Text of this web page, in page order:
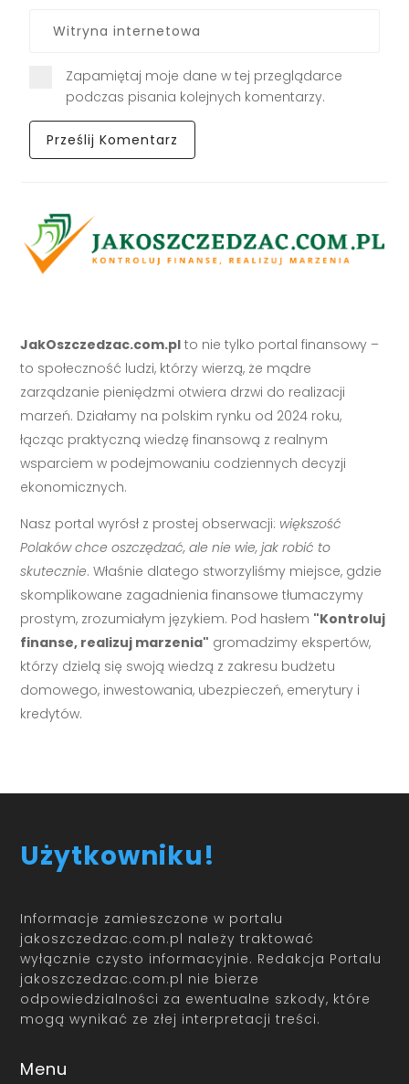
Zapamiętaj moje dane w tej przeglądarce
podczas pisania kolejnych komentarzy.
JakOszczedzac.com.pl to nie tylko portal finansowy –
to społeczność ludzi, którzy wierzą, że mądre
zarządzanie pieniędzmi otwiera drzwi do realizacji
marzeń. Działamy na polskim rynku od 2024 roku,
łącząc praktyczną wiedzę finansową z realnym
wsparciem w podejmowaniu codziennych decyzji
ekonomicznych.
Nasz portal wyrósł z prostej obserwacji: większość
Polaków chce oszczędzać, ale nie wie, jak robić to
skutecznie. Właśnie dlatego stworzyliśmy miejsce, gdzie
skomplikowane zagadnienia finansowe tłumaczymy
prostym, zrozumiałym językiem. Pod hasłem "Kontroluj
finanse, realizuj marzenia" gromadzimy ekspertów,
którzy dzielą się swoją wiedzą z zakresu budżetu
domowego, inwestowania, ubezpieczeń, emerytury i
kredytów.
Użytkowniku!
Informacje zamieszczone w portalu
jakoszczedzac.com.pl należy traktować
wyłącznie czysto informacyjnie. Redakcja Portalu
jakoszczedzac.com.pl nie bierze
odpowiedzialności za ewentualne szkody, które
mogą wynikać ze złej interpretacji treści.
Menu